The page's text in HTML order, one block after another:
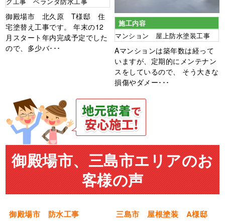
御殿場市 北久原 T様邸 住
宅塗替え工事です。 年末の12
月スタート年内完成予定でした
ので、多少バ･･･
施工内容
マンション 屋上防水塗装工事
Aマンションは築年数は経って
いますが、定期的にメンテナン
スをしているので、 そう大きな
損傷やダメー･･･
御殿場市、三島市エリアのお
客様の声
御殿場市 防水工事 三島市 屋根塗装 A様邸